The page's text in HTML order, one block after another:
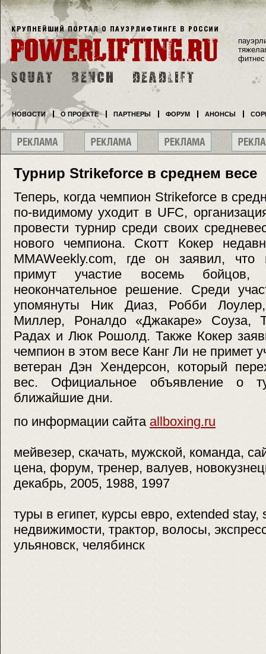
Турнир Strikeforce в среднем весе
Теперь, когда чемпион Strikeforce в
по-видимому уходит в UFC,
провести турнир среди своих
нового чемпиона. Скотт Кокер
MMAWeekly.com, где он заявил, что
примут участие восемь
неокончательное решение. Среди
упомянуты Ник Диаз, Робби
Миллер, Роналдо «Джакаре» Соуза,
Радах и Люк Рошолд. Также Кокер
чемпион в этом весе Канг Ли не примет
ветеран Дэн Хендерсон, который
вес. Официальное объявление о
ближайшие дни.
по информации сайта allboxing.ru
мейвезер, скачать, мужской, команда,
цена, форум, тренер, валуев,
декабрь, 2005, 1988, 1997
туры в египет, курсы евро, extended stay,
недвижимости, трактор, волосы,
ульяновск, челябинск
фитнес
НОВОСТИ О ПРОЕКТЕ ПАРТНЕРЫ ФОРУМ АНОНСЫ